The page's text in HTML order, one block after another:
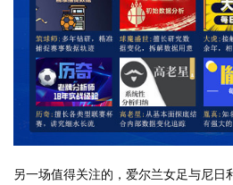
另一场值得关注的，爱尔兰女足与尼日